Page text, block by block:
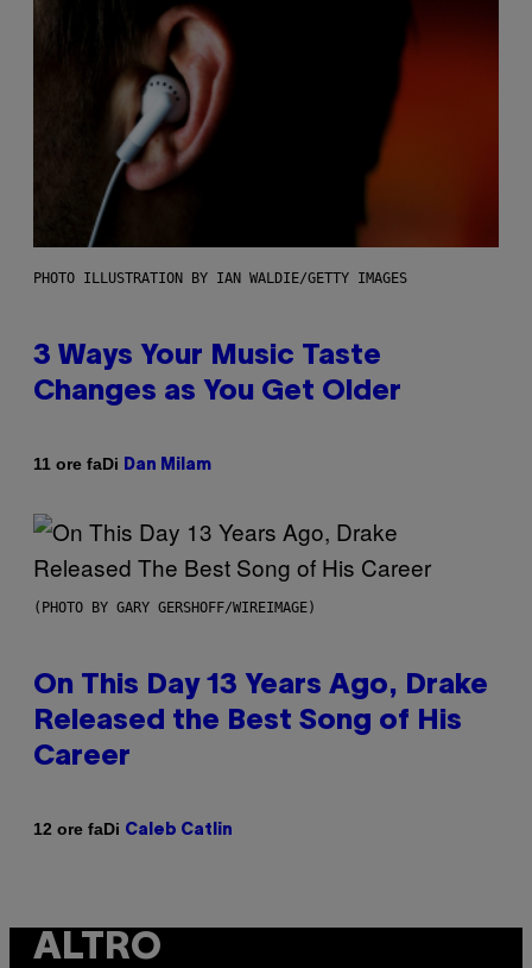
PHOTO ILLUSTRATION BY IAN WALDIE/GETTY IMAGES
3 Ways Your Music Taste
Changes as You Get Older
11 ore faDi Dan Milam
(PHOTO BY GARY GERSHOFF/WIREIMAGE)
On This Day 13 Years Ago, Drake
Released the Best Song of His
Career
12 ore faDi Caleb Catlin
ALTRO